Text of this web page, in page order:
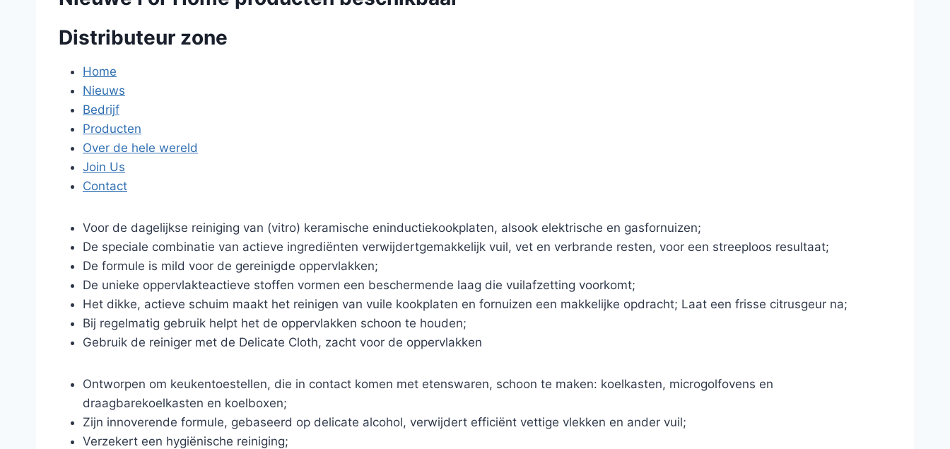
Distributeur zone
Home
Nieuws
Bedrijf
Producten
Over de hele wereld
Join Us
Contact
Voor de dagelijkse reiniging van (vitro) keramische eninductiekookplaten, alsook elektrische en gasfornuizen;
De speciale combinatie van actieve ingrediënten verwijdertgemakkelijk vuil, vet en verbrande resten, voor een streeploos resultaat;
De formule is mild voor de gereinigde oppervlakken;
De unieke oppervlakteactieve stoffen vormen een beschermende laag die vuilafzetting voorkomt;
Het dikke, actieve schuim maakt het reinigen van vuile kookplaten en fornuizen een makkelijke opdracht; Laat een frisse citrusgeur na;
Bij regelmatig gebruik helpt het de oppervlakken schoon te houden;
Gebruik de reiniger met de Delicate Cloth, zacht voor de oppervlakken
Ontworpen om keukentoestellen, die in contact komen met etenswaren, schoon te maken: koelkasten, microgolfovens en
draagbarekoelkasten en koelboxen;
Zijn innoverende formule, gebaseerd op delicate alcohol, verwijdert efficiënt vettige vlekken en ander vuil;
Verzekert een hygiënische reiniging;